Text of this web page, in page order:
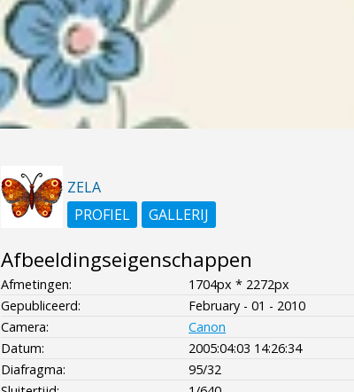
ZELA
PROFIEL
GALLERIJ
Afbeeldingseigenschappen
Afmetingen:
1704px * 2272px
Gepubliceerd:
February - 01 - 2010
Camera:
Canon
Datum:
2005:04:03 14:26:34
Diafragma:
95/32